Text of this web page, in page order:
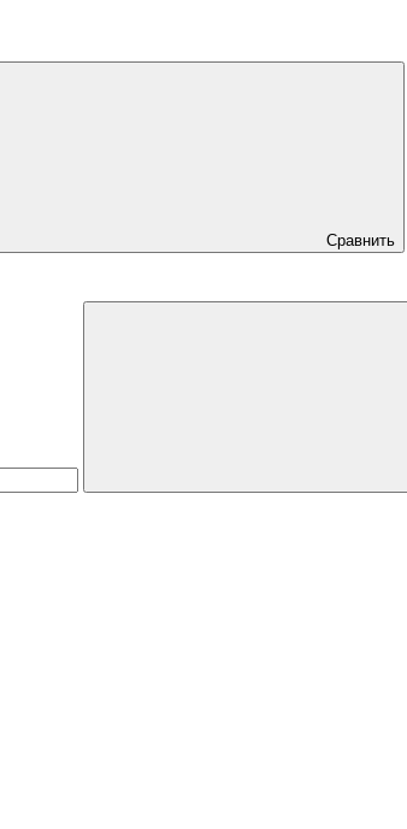
Сравнить